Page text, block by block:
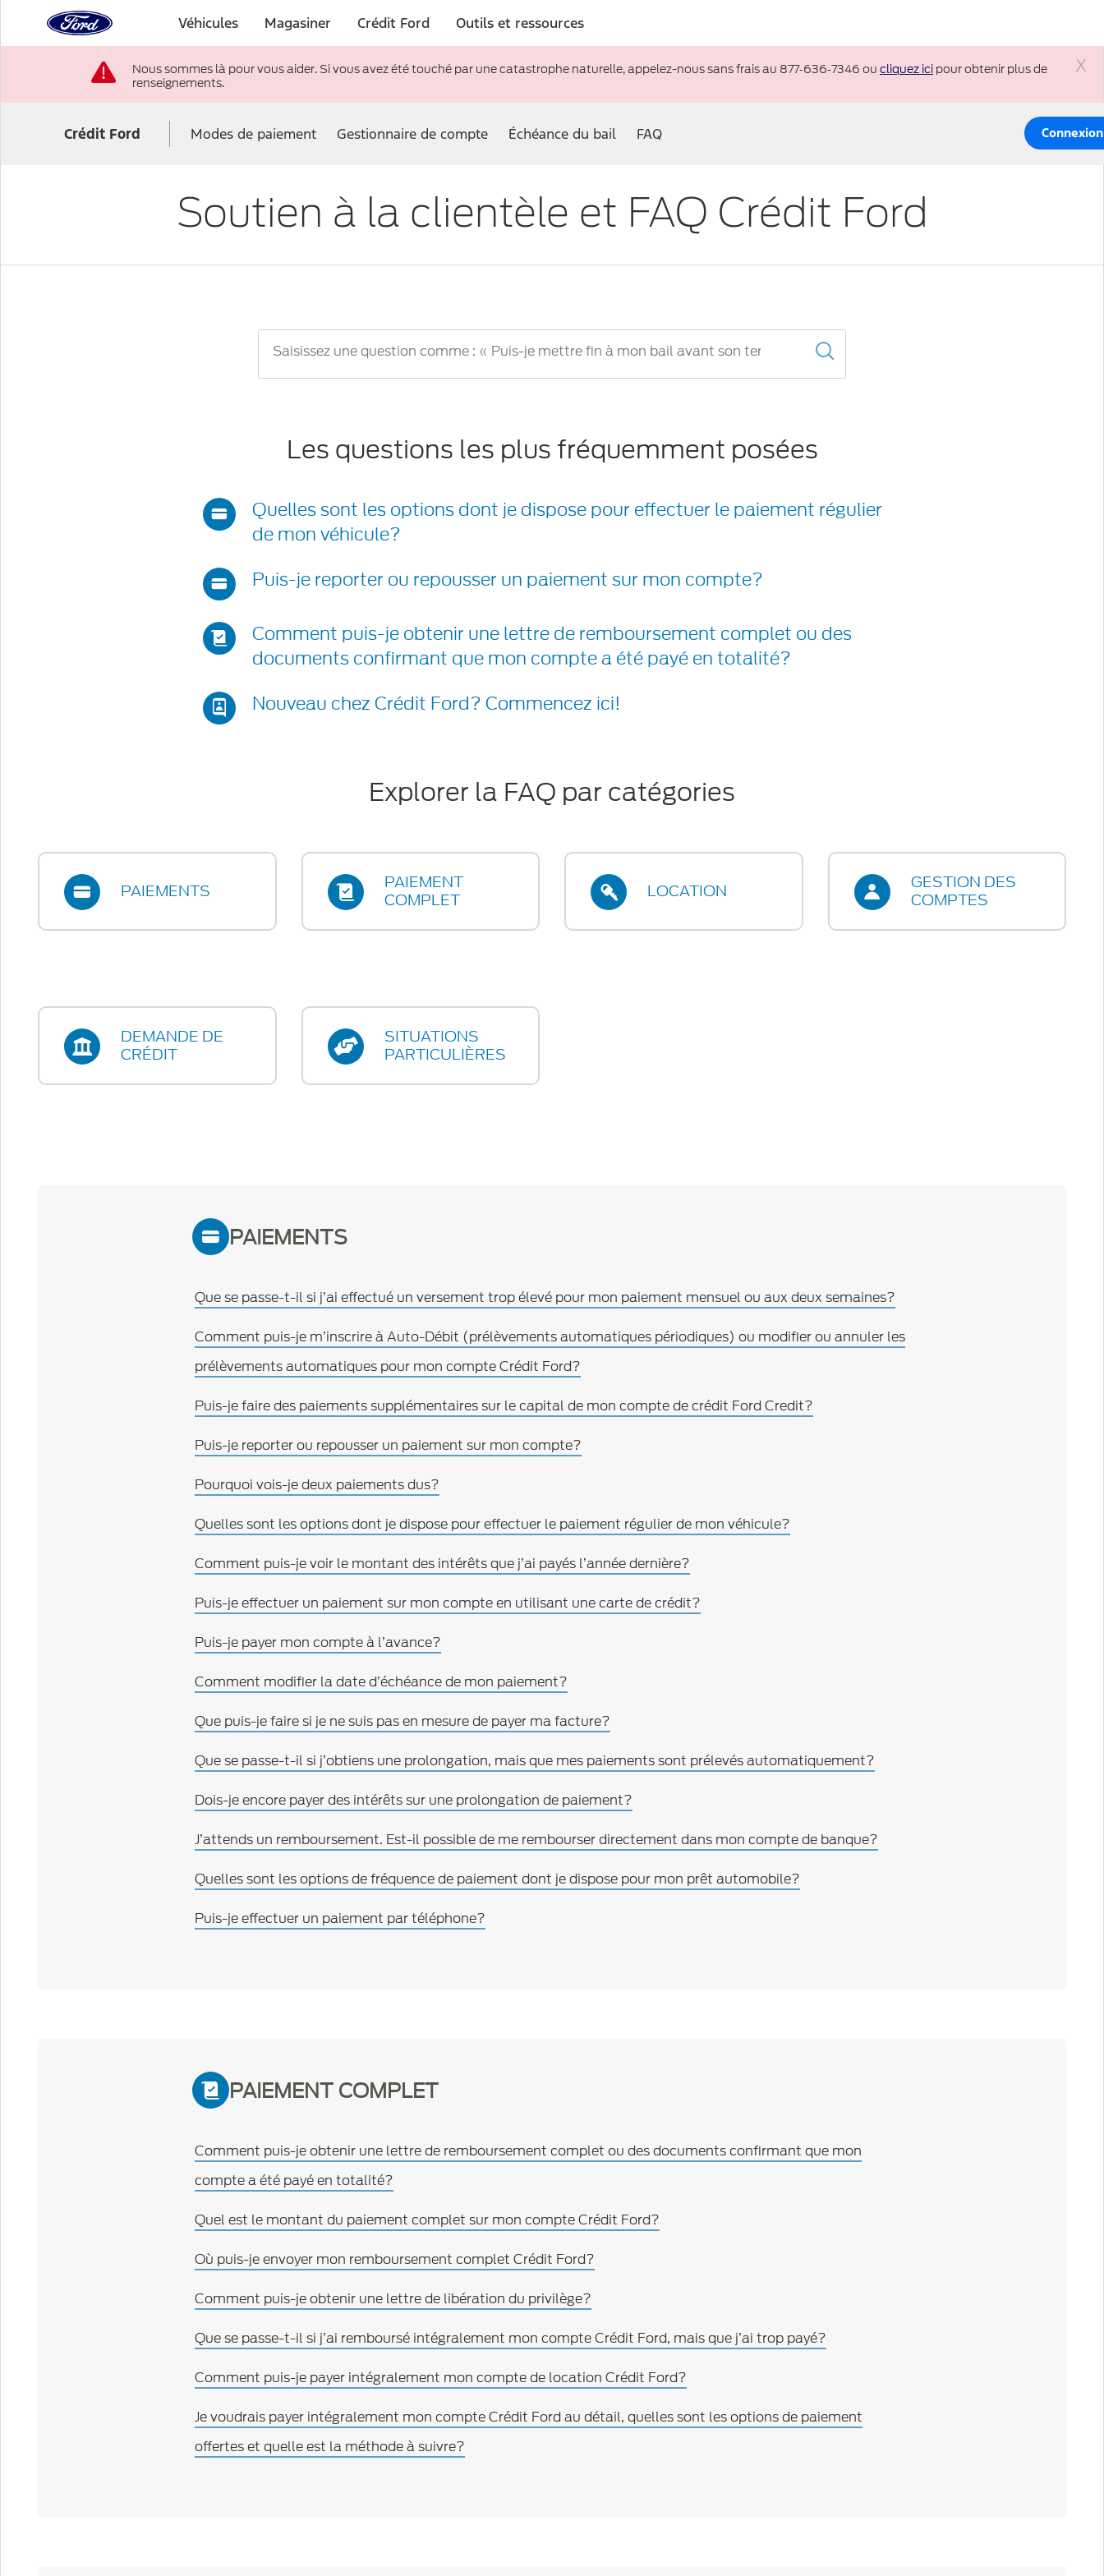
à
la
page
d’accueil
Véhicules Magasiner Crédit Ford Outils et ressources
Nous sommes là pour vous aider. Si vous avez été touché par une catastrophe naturelle, appelez-nous sans frais au 877‑636‑7346 oucliquez icipour obtenir plus de
renseignements.
Crédit Ford Modes de paiement Gestionnaire de compte Échéance du bail FAQ Connexion
Soutien à la clientèle et FAQ Crédit Ford
Saissez
recherche
trouver
les
questions
pertinentes.
Les questions les plus fréquemment posées
Quelles sont les options dont je dispose pour effectuer le paiement régulier
de mon véhicule?
Puis-je reporter ou repousser un paiement sur mon compte?
Comment puis-je obtenir une lettre de remboursement complet ou des
documents confirmant que mon compte a été payé en totalité?
Nouveau chez Crédit Ford? Commencez ici!
Explorer la FAQ par catégories
PAIEMENTS
PAIEMENT
COMPLET
LOCATION
GESTION DES
COMPTES
DEMANDE DE
CRÉDIT
SITUATIONS
PARTICULIÈRES
PAIEMENTS
Que se passe-t-il si j’ai effectué un versement trop élevé pour mon paiement mensuel ou aux deux semaines?
Comment puis-je m’inscrire à Auto-Débit (prélèvements automatiques périodiques) ou modifier ou annuler les
prélèvements automatiques pour mon compte Crédit Ford?
Puis-je faire des paiements supplémentaires sur le capital de mon compte de crédit Ford Credit?
Puis-je reporter ou repousser un paiement sur mon compte?
Pourquoi vois-je deux paiements dus?
Quelles sont les options dont je dispose pour effectuer le paiement régulier de mon véhicule?
Comment puis-je voir le montant des intérêts que j’ai payés l’année dernière?
Puis-je effectuer un paiement sur mon compte en utilisant une carte de crédit?
Puis-je payer mon compte à l’avance?
Comment modifier la date d’échéance de mon paiement?
Que puis-je faire si je ne suis pas en mesure de payer ma facture?
Que se passe-t-il si j’obtiens une prolongation, mais que mes paiements sont prélevés automatiquement?
Dois-je encore payer des intérêts sur une prolongation de paiement?
J’attends un remboursement. Est-il possible de me rembourser directement dans mon compte de banque?
Quelles sont les options de fréquence de paiement dont je dispose pour mon prêt automobile?
Puis-je effectuer un paiement par téléphone?
PAIEMENT COMPLET
Comment puis-je obtenir une lettre de remboursement complet ou des documents confirmant que mon
compte a été payé en totalité?
Quel est le montant du paiement complet sur mon compte Crédit Ford?
Où puis-je envoyer mon remboursement complet Crédit Ford?
Comment puis-je obtenir une lettre de libération du privilège?
Que se passe-t-il si j’ai remboursé intégralement mon compte Crédit Ford, mais que j’ai trop payé?
Comment puis-je payer intégralement mon compte de location Crédit Ford?
Je voudrais payer intégralement mon compte Crédit Ford au détail, quelles sont les options de paiement
offertes et quelle est la méthode à suivre?